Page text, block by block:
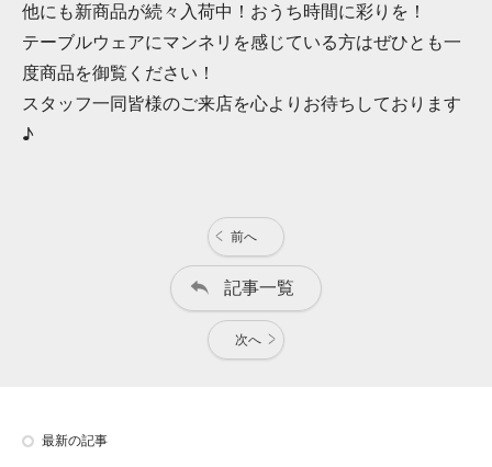
他にも新商品が続々入荷中！おうち時間に彩りを！
テーブルウェアにマンネリを感じている方はぜひとも一
度商品を御覧ください！
スタッフ一同皆様のご来店を心よりお待ちしております
♪
前へ
記事一覧
次へ
最新の記事